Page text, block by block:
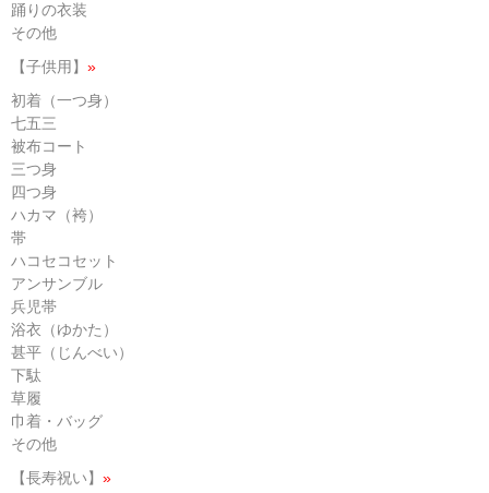
踊りの衣装
その他
【子供用】 »
初着（一つ身）
七五三
被布コート
三つ身
四つ身
ハカマ（袴）
帯
ハコセコセット
アンサンブル
兵児帯
浴衣（ゆかた）
甚平（じんべい）
下駄
草履
巾着・バッグ
その他
【長寿祝い】 »